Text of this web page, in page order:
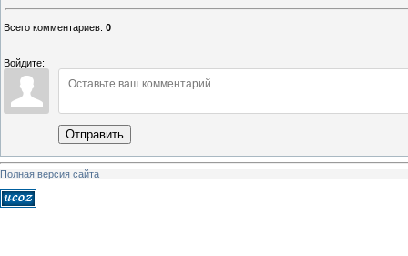
Всего комментариев: 0
Войдите:
Отправить
Полная версия сайта